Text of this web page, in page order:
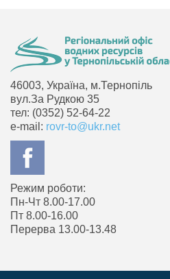
46003, Україна, м.Тернопіль
вул.За Рудкою 35
тел: (0352) 52-64-22
e-mail: rovr-to@ukr.net
Режим роботи:
Пн-Чт 8.00-17.00
Пт 8.00-16.00
Перерва 13.00-13.48